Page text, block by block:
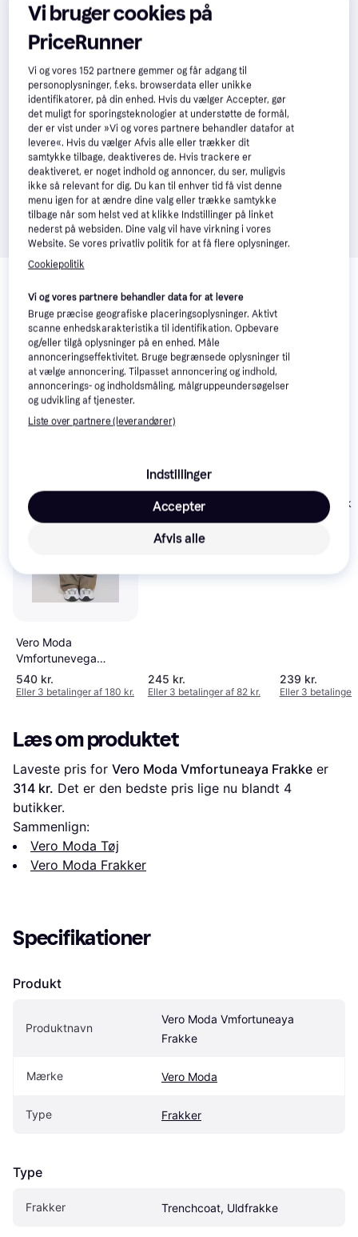
Relaterede produkter
Se vores forslag til andre produkter, der matcher dine
interesser. Vis alle
-60 kr.
Vero Moda
Vmfortunevega
Longtrenchcoat -
Beige/Meleret
540 kr.
Eller 3 betalinger af 180 kr.
Only Onlvalerie
245 kr.
Eller 3 betalinger af 82 kr.
-27 kr.
Only Onlmalika
Trenchcoat
239 kr.
Eller 3 betalinger
Læs om produktet
Laveste pris for Vero Moda Vmfortuneaya Frakke
314 kr. Det er den bedste pris lige nu blandt 4
butikker.
Sammenlign:
Vero Moda Tøj
Vero Moda Frakker
Specifikationer
Produkt
Produktnavn
Vero Moda Vmfortuneaya
Frakke
Mærke Vero Moda
Type Frakker
Type
Frakker Trenchcoat, Uldfrakke
Vi bruger cookies på
PriceRunner
Vi og vores152 partnere gemmer og får adgang til
personoplysninger, f.eks. browserdata eller unikke
identifikatorer, på din enhed. Hvis du vælger Accepter, gør
det muligt for sporingsteknologier at understøtte de formål,
der er vist under »Vi og vores partnere behandler datafor at
levere«. Hvis du vælger Afvis alle eller trækker dit
samtykke tilbage, deaktiveres de. Hvis trackere er
deaktiveret, er noget indhold og annoncer, du ser, muligvis
ikke så relevant for dig. Du kan til enhver tid få vist denne
menu igen for at ændre dine valg eller trække samtykke
tilbage når som helst ved at klikke Indstillinger på linket
nederst på websiden. Dine valg vil have virkning i vores
Website. Se vores privatliv politik for at få flere oplysninger.
Cookiepolitik
Vi og vores partnere behandler data for at levere
Bruge præcise geografiske placeringsoplysninger. Aktivt
scanne enhedskarakteristika til identifikation. Opbevare
og/eller tilgå oplysninger på en enhed. Måle
annonceringseffektivitet. Bruge begrænsede oplysninger til
at vælge annoncering. Tilpasset annoncering og indhold,
annoncerings- og indholdsmåling, målgruppeundersøgelser
og udvikling af tjenester.
Liste over partnere (leverandører)
Indstillinger
Afvis alle
Accepter